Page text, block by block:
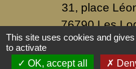
31, place
76790 Les
+33 2 35
This site uses cookies and
to activate
OK, accept all